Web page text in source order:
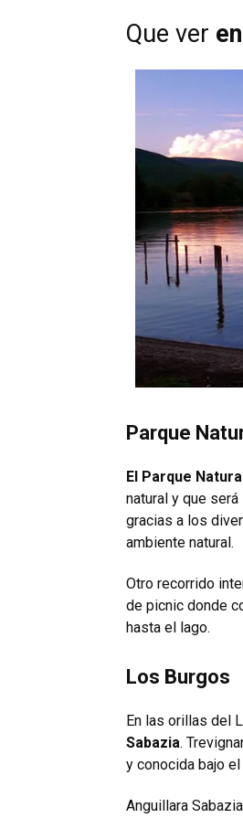
Que ver
Parque
El Parque
natural y que
gracias a los
ambiente natural.
Otro recorrido
de picnic donde
hasta el lago.
Los Burgos
En las orillas del
Sabazia.
y conocida bajo
Anguillara